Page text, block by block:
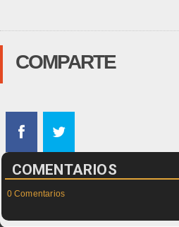
COMPARTE
COMENTARIOS
0 Comentarios